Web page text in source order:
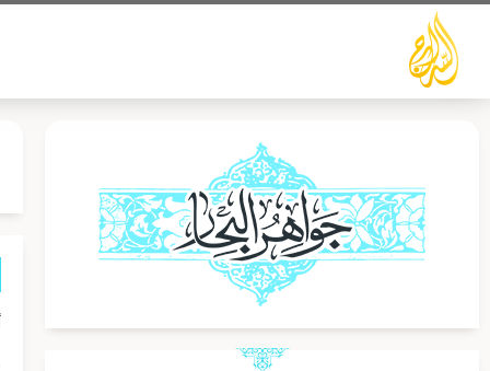
تخطي
المحتوى